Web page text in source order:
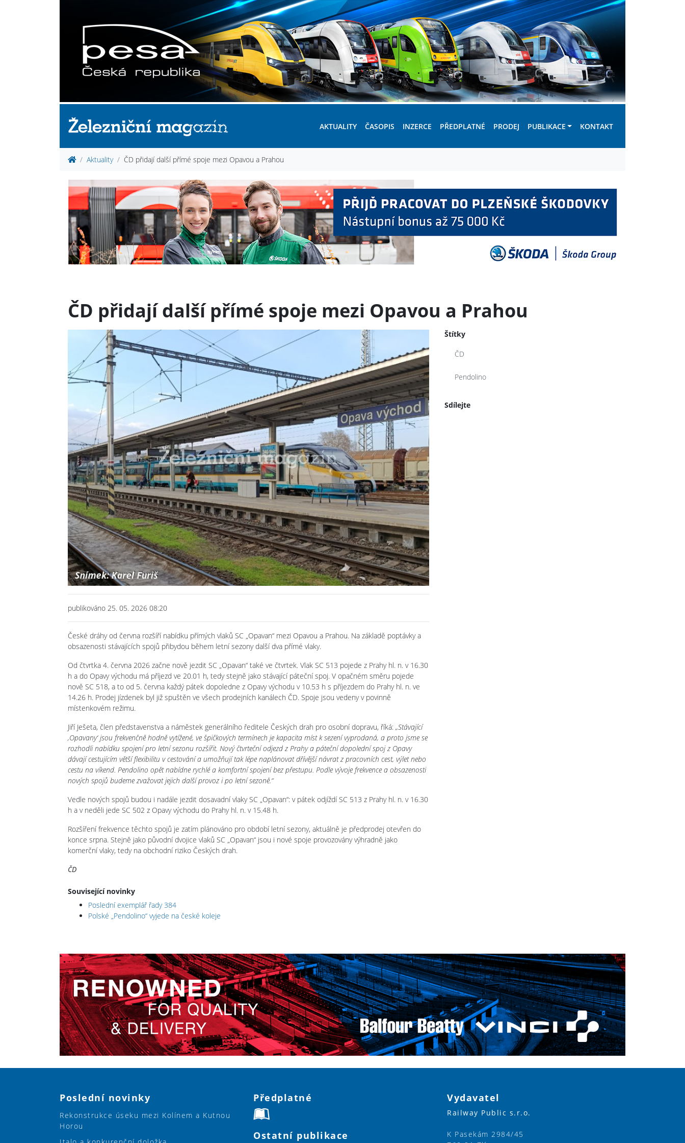
AKTUALITY ČASOPIS INZERCE PŘEDPLATNÉ PRODEJ PUBLIKACE KONTAKT
Aktuality ČD přidají další přímé spoje mezi Opavou a Prahou
ČD přidají další přímé spoje mezi Opavou a Prahou
publikováno 25. 05. 2026 08:20
České dráhy od června rozšíří nabídku přímých vlaků SC „Opavan“ mezi Opavou a Prahou. Na základě poptávky a
obsazenosti stávajících spojů přibydou během letní sezony další dva přímé vlaky.
Od čtvrtka 4. června 2026 začne nově jezdit SC „Opavan“ také ve čtvrtek. Vlak SC 513 pojede z Prahy hl. n. v 16.30
h a do Opavy východu má příjezd ve 20.01 h, tedy stejně jako stávající páteční spoj. V opačném směru pojede
nově SC 518, a to od 5. června každý pátek dopoledne z Opavy východu v 10.53 h s příjezdem do Prahy hl. n. ve
14.26 h. Prodej jízdenek byl již spuštěn ve všech prodejních kanálech ČD. Spoje jsou vedeny v povinně
místenkovém režimu.
Jiří Ješeta, člen představenstva a náměstek generálního ředitele Českých drah pro osobní dopravu, říká: „Stávající
‚Opavany‘ jsou frekvenčně hodně vytížené, ve špičkových termínech je kapacita míst k sezení vyprodaná, a proto jsme se
rozhodli nabídku spojení pro letní sezonu rozšířit. Nový čtvrteční odjezd z Prahy a páteční dopolední spoj z Opavy
dávají cestujícím větší flexibilitu v cestování a umožňují tak lépe naplánovat dřívější návrat z pracovních cest, výlet nebo
cestu na víkend. Pendolino opět nabídne rychlé a komfortní spojení bez přestupu. Podle vývoje frekvence a obsazenosti
nových spojů budeme zvažovat jejich další provoz i po letní sezoně.“
Vedle nových spojů budou i nadále jezdit dosavadní vlaky SC „Opavan“: v pátek odjíždí SC 513 z Prahy hl. n. v 16.30
h a v neděli jede SC 502 z Opavy východu do Prahy hl. n. v 15.48 h.
Rozšíření frekvence těchto spojů je zatím plánováno pro období letní sezony, aktuálně je předprodej otevřen do
konce srpna. Stejně jako původní dvojice vlaků SC „Opavan“ jsou i nové spoje provozovány výhradně jako
komerční vlaky, tedy na obchodní riziko Českých drah.
ČD
Související novinky
Poslední exemplář řady 384
Polské „Pendolino“ vyjede na české koleje
Štítky
ČD
Pendolino
Sdílejte
Poslední novinky
Rekonstrukce úseku mezi Kolínem a Kutnou
Horou
Předplatné
Ostatní publikace
Vydavatel
Railway Public s.r.o.
K Pasekám 2984/45